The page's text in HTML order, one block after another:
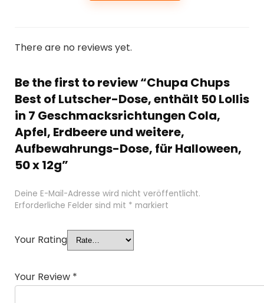
There are no reviews yet.
Be the first to review “Chupa Chups
Best of Lutscher-Dose, enthält 50 Lollis
in 7 Geschmacksrichtungen Cola,
Apfel, Erdbeere und weitere,
Aufbewahrungs-Dose, für Halloween,
50 x 12g”
Deine E-Mail-Adresse wird nicht veröffentlicht.
Erforderliche Felder sind mit * markiert
Your Rating
Your Review *